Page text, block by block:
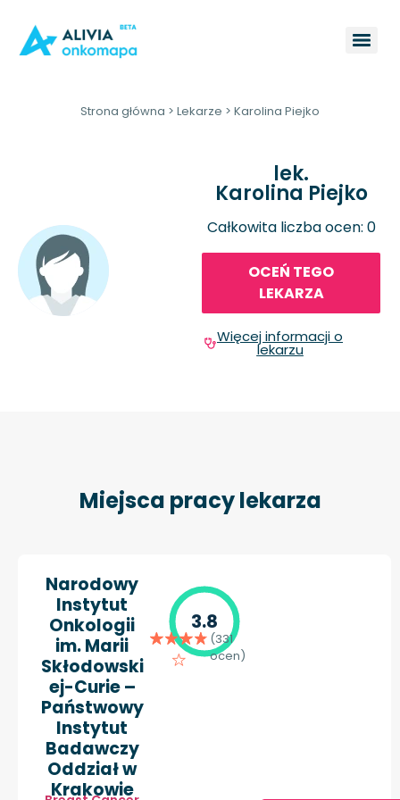
Strona główna > Lekarze > Karolina Piejko
lek.
Karolina Piejko
Całkowita liczba ocen: 0
OCEŃ TEGO
LEKARZA
Więcej informacji o
lekarzu
Miejsca pracy lekarza
Narodowy
Instytut
Onkologii
im. Marii
Skłodowski
ej-Curie –
Państwowy
Instytut
Badawczy
Oddział w
Krakowie
3.8
(331
ocen)